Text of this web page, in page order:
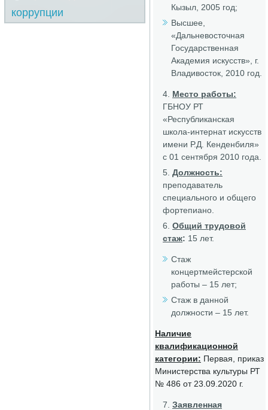
коррупции
Кызыл, 2005 год;
Высшее,
«Дальневосточная
Государственная
Академия искусств», г.
Владивосток, 2010 год.
Место работы:
ГБНОУ РТ
«Республиканская
школа-интернат искусств
имени Р.Д. Кенденбиля»
с 01 сентября 2010 года.
Должность:
преподаватель
специального и общего
фортепиано.
Общий трудовой
стаж: 15 лет.
Стаж
концертмейстерской
работы – 15 лет;
Стаж в данной
должности – 15 лет.
Наличие
квалификационной
категории: Первая, приказ
Министерства культуры РТ
№ 486 от 23.09.2020 г.
Заявленная